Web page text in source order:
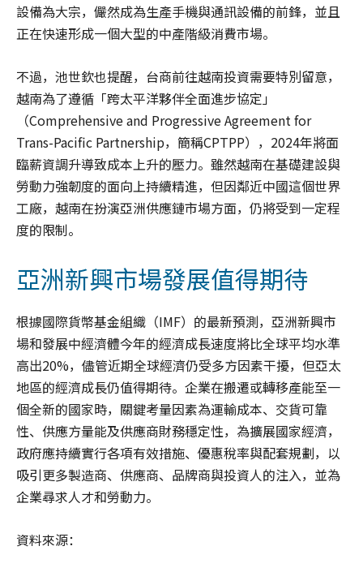
設備為大宗，儼然成為生產手機與通訊設備的前鋒，並且
正在快速形成一個大型的中產階級消費市場。
不過，池世欽也提醒，台商前往越南投資需要特別留意，
越南為了遵循「跨太平洋夥伴全面進步協定」
（Comprehensive and Progressive Agreement for
Trans-Pacific Partnership，簡稱CPTPP），2024年將面
臨薪資調升導致成本上升的壓力。雖然越南在基礎建設與
勞動力強韌度的面向上持續精進，但因鄰近中國這個世界
工廠，越南在扮演亞洲供應鏈市場方面，仍將受到一定程
度的限制。
亞洲新興市場發展值得期待
根據國際貨幣基金組織（IMF）的最新預測，亞洲新興市
場和發展中經濟體今年的經濟成長速度將比全球平均水準
高出20%，儘管近期全球經濟仍受多方因素干擾，但亞太
地區的經濟成長仍值得期待。企業在搬遷或轉移產能至一
個全新的國家時，關鍵考量因素為運輸成本、交貨可靠
性、供應方量能及供應商財務穩定性，為擴展國家經濟，
政府應持續實行各項有效措施、優惠稅率與配套規劃，以
吸引更多製造商、供應商、品牌商與投資人的注入，並為
企業尋求人才和勞動力。
資料來源：